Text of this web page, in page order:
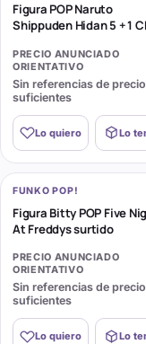
Figura POP Naruto
Shippuden Hidan 5 + 1
PRECIO ANUNCIADO
ORIENTATIVO
Sin referencias de precio
suficientes
Lo quiero Lo
FUNKO POP!
Figura Bitty POP Five
At Freddys surtido
PRECIO ANUNCIADO
ORIENTATIVO
Sin referencias de precio
suficientes
Lo quiero Lo